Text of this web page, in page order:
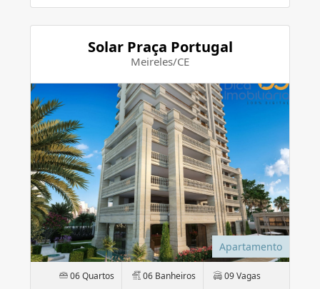
Solar Praça Portugal
Meireles/CE
Apartamento
06 Quartos 06 Banheiros 09 Vagas